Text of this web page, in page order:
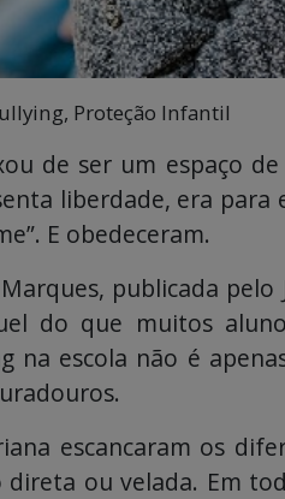
Proteção Infantil
de ser um espaço
liberdade, era
E obedeceram.
publicada
do que muitos
na escola não é
escancaram os
ou velada. Em